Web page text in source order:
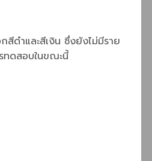
สีดำและสีเงิน ซึ่งยังไม่มีราย
ทดสอบในขณะนี้